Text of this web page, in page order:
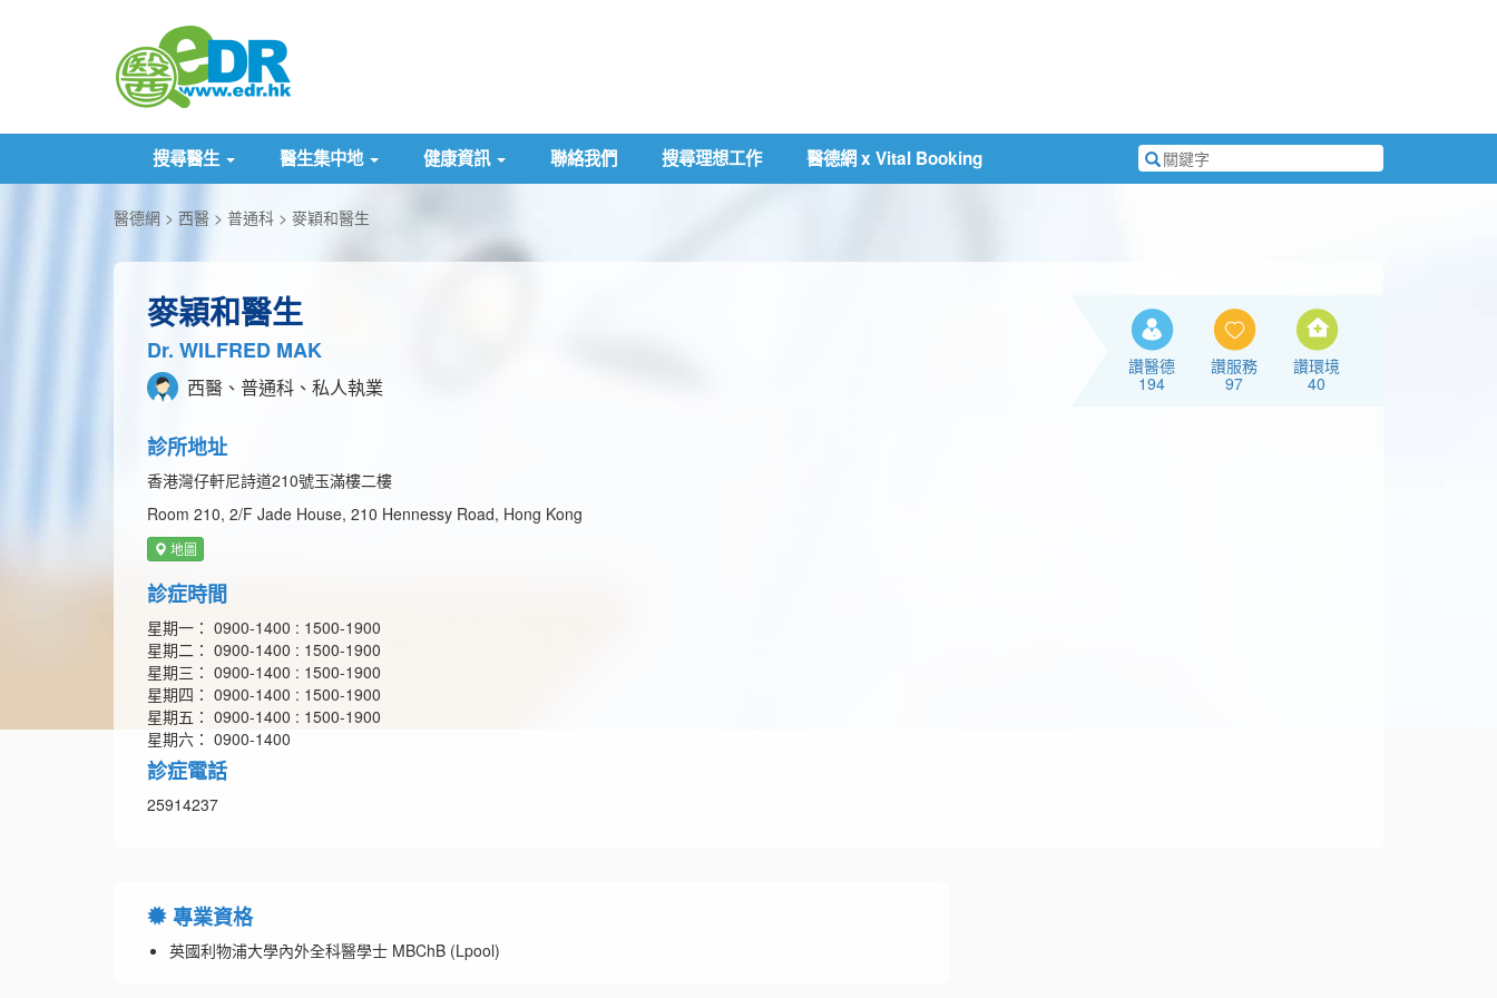
搜尋醫生 醫生集中地 健康資訊 聯絡我們 搜尋理想工作 醫德網 x Vital Booking
搜
尋
醫德網 西醫 普通科 麥穎和醫生
麥穎和醫生
Dr. WILFRED MAK
西醫、普通科、私人執業
診所地址
香港灣仔軒尼詩道210號玉滿樓二樓
Room 210, 2/F Jade House, 210 Hennessy Road, Hong Kong
地圖
診症時間
星期一： 0900-1400 : 1500-1900
星期二： 0900-1400 : 1500-1900
星期三： 0900-1400 : 1500-1900
星期四： 0900-1400 : 1500-1900
星期五： 0900-1400 : 1500-1900
星期六： 0900-1400
診症電話
25914237
讚醫德
194
讚服務
97
讚環境
40
專業資格
英國利物浦大學內外全科醫學士 MBChB (Lpool)